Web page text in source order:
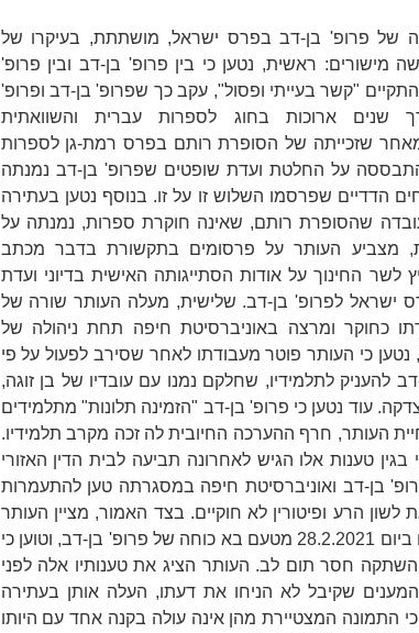
של פרופ' בן-דב בפרס ישראל, מושתתת, בעיקרו של
מישורים: ראשית, נטען כי בין פרופ' בן-דב ובין פרופ'
"קשר בעייתי ופסול", עקב כך שפרופ' בן-דב ופרופ'
שנים ארוכות בחוג לספרות עברית והשוואתית
שזכייתה של הסופרת רותם בפרס רמת-גן לספרות
התש"ע-2010 התבססה על החלטת ועדת שופטים שפרופ' בן-דב נמנתה
הדדיים שפרסמו השלוש זו על זו. בנוסף נטען בעתירה
שהסופרת רותם, שאינה חוקרת ספרות, נמנתה על
, מצביע העותר על פרסומים בתקשורת בדבר מכתב
לשר החינוך על אודות הסתייגותה האישית בדיוני ועדת
ישראל לפרופ' בן-דב. שלישית, מעלה העותר שורה של
כחוקר ומרצה באוניברסיטת חיפה תחת ניהולה של
נטען כי העותר פוטר מעבודתו לאחר שסירב לפעול על פי
להעניק לתלמידיו, שחלקם נמנו עם עובדיו של בן זוגה,
עוד נטען כי פרופ' בן-דב "הזמינה תלונות" מתלמידים
העותר, חרף ההערכה החיובית לה זכה מקרב תלמידיו.
בגין טענות אלו הגיש לאחרונה תביעה לבית הדין האזורי
בן-דב ואוניברסיטת חיפה במסגרתה טען להתעמרות
הרע ופיטורין לא חוקיים. בצד האמור, מציין העותר
גם מכתב שנשלח אליו ביום 28.2.2021 מטעם בא כוחה של פרופ' בן-דב, וטוען כי
השתקה חסר תום לב. העותר הציג את טענותיו אלה לפני
שקיבל לא הניחו את דעתו, העלה אותן בעתירה
התמונה המצטיירת מהן אינה עולה בקנה אחד עם היותו